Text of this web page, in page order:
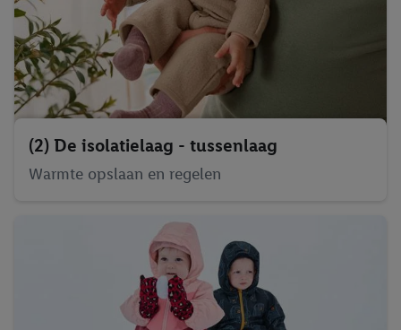
(2) De isolatielaag - tussenlaag
Warmte opslaan en regelen